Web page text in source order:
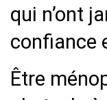
qui n’ont
confiance
Être